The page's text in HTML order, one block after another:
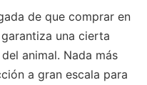
de que comprar en
una cierta
animal. Nada más
a gran escala para